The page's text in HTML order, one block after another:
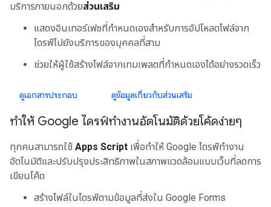
บริการภายนอกด้วยส่วนเสริม
แสดงอินเทอร์เฟซที่กำหนดเองสำหรับการอัปโหลดไฟล์จาก
ไดรฟ์ไปยังบริการของบุคคลที่สาม
ช่วยให้ผู้ใช้สร้างไฟล์จากเทมเพลตที่กำหนดเองได้อย่างรวดเร็ว
ดูเอกสารประกอบ ดูข้อมูลเกี่ยวกับส่วนเสริม
ทำให้ Google ไดรฟ์ทำงานอัตโนมัติด้วยโค้ดง่ายๆ
ทุกคนสามารถใช้ Apps Script เพื่อทำให้ Google ไดรฟ์ทำงาน
อัตโนมัติและปรับปรุงประสิทธิภาพในสภาพแวดล้อมแบบเว็บที่ลดการ
เขียนโค้ด
สร้างไฟล์ในไดรฟ์ตามข้อมูลที่ส่งใน Google Forms